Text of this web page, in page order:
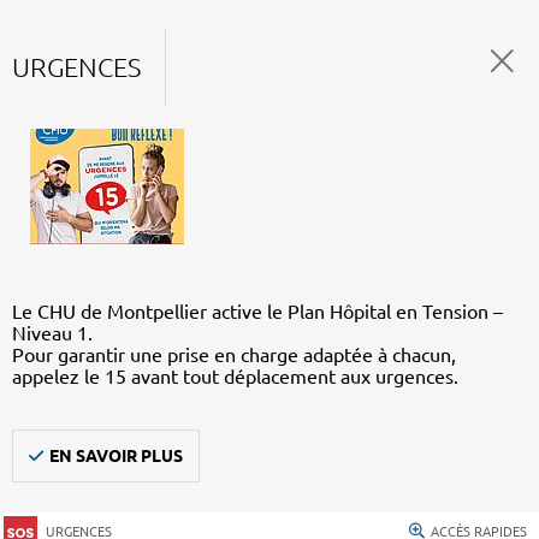
URGENCES
Le CHU de Montpellier active le Plan Hôpital en Tension –
Niveau 1.
Pour garantir une prise en charge adaptée à chacun,
appelez le 15 avant tout déplacement aux urgences.
EN SAVOIR PLUS
URGENCES ACCÈS RAPIDES